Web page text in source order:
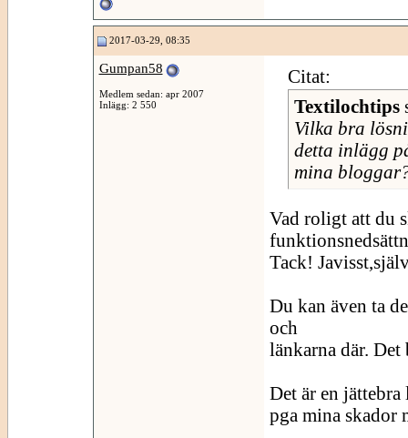
2017-03-29, 08:35
Gumpan58
Medlem sedan: apr 2007
Inlägg: 2 550
Citat:
Textilochtips
Vilka bra
detta inlägg
mina
Vad roligt att du
Tack!
Du kan även ta
och
länkarna där.
Det är en
pga mina skador